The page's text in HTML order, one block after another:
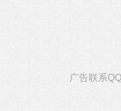
广告联系